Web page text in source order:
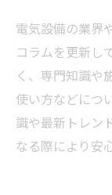
電気設備の業界
コラムを更新し
く、専門知識や
使い方などにつ
識や最新トレン
なる際により安